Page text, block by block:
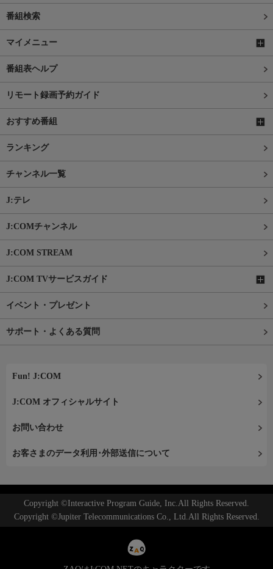
番組検索
マイメニュー
番組表ヘルプ
リモート録画予約ガイド
おすすめ番組
ランキング
チャンネル一覧
J:テレ
J:COMチャンネル
J:COM STREAM
J:COM TVサービスガイド
イベント・プレゼント
サポート・よくある質問
Fun! J:COM
J:COM オフィシャルサイト
お問い合わせ
お客さまのデータ利用･外部送信について
Copyright ©Interactive Program Guide, Inc.All Rights Reserved.
Copyright ©Jupiter Telecommunications Co., Ltd.All Rights Reserved.